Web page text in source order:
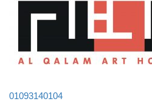
01093140104